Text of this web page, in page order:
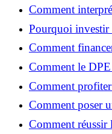
âgées et obtenir
Comment
en retenir
Pourquoi investir
un choix sûr ?
Comment
aides, prêts et
Comment le
valoriser votre
Comment
investir dans
Comment poser
rénovation : rôle
Comment réussir